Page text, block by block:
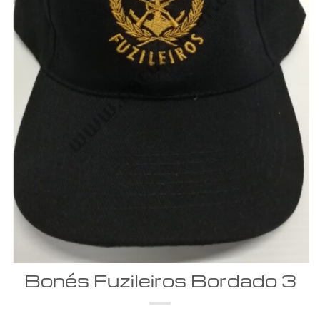
Bonés Fuzileiros Bordado 3